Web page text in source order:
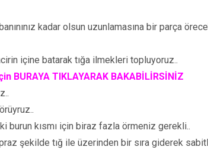
kadar olsun uzunlamasına bir parça
içine batarak tığa ilmekleri topluyoruz..
BURAYA TIKLAYARAK BAKABİLİRSİNİZ
burun kısmı için biraz fazla örmeniz gerekli..
şekilde tığ ile üzerinden bir sıra giderek